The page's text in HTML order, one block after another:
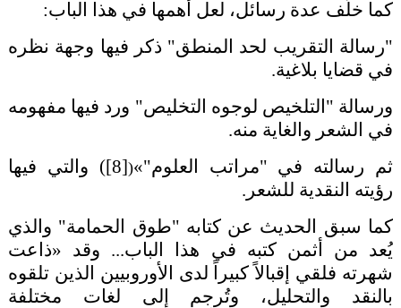
كما خلّف عدة رسائل، لعل أهمها في هذا الباب:
"رسالة التقريب لحد المنطق" ذكر فيها وجهة نظره
في قضايا بلاغية.
ورسالة "التلخيص لوجوه التخليص" ورد فيها مفهومه
في الشعر والغاية منه.
ثم رسالته في "مراتب العلوم"»(
[8]
) والتي فيها
رؤيته النقدية للشعر.
كما سبق الحديث عن كتابه "طوق الحمامة" والذي
يُعد من أثمن كتبه في هذا الباب... وقد «ذاعت
شهرته فلقي إقبالاً كبيراً لدى الأوروبيين الذين تلقوه
بالنقد والتحليل، وتُرجم إلى لغات مختلفة